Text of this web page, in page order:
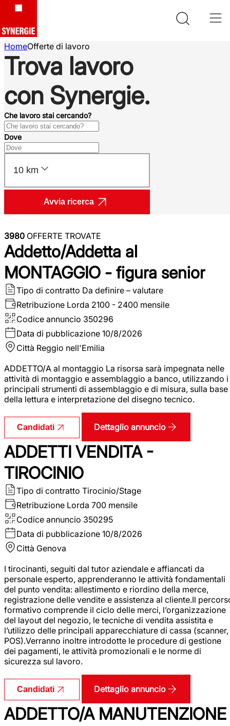
HomeOfferte di lavoro
Trova lavoro
con Synergie.
Che lavoro stai cercando?
Dove
10 km
Avvia ricerca
3980 OFFERTE TROVATE
Addetto/Addetta al
MONTAGGIO - figura senior
Tipo di contratto Da definire – valutare
Retribuzione Lorda 2100 - 2400 mensile
Codice annuncio 350296
Data di pubblicazione 10/8/2026
Città Reggio nell'Emilia
ADDETTO/A al montaggio La risorsa sarà impegnata nelle
attività di montaggio e assemblaggio a banco, utilizzando i
principali strumenti di assemblaggio e di misura, sulla base
della lettura e interpretazione del disegno tecnico.
Candidati Dettaglio annuncio
ADDETTI VENDITA -
TIROCINIO
Tipo di contratto Tirocinio/Stage
Retribuzione Lorda 700 mensile
Codice annuncio 350295
Data di pubblicazione 10/8/2026
Città Genova
I tirocinanti, seguiti dal tutor aziendale e affiancati da
personale esperto, apprenderanno le attività fondamentali
del punto vendita: allestimento e riordino della merce,
registrazione delle vendite e assistenza al cliente.Il
formativo comprende il ciclo delle merci, l’organizzazione
del layout del negozio, le tecniche di vendita assistita e
l’utilizzo delle principali apparecchiature di cassa (scanner,
POS).Verranno inoltre introdotte le procedure di gestione
dei pagamenti, le attività promozionali e le norme di
sicurezza sul lavoro.
Candidati Dettaglio annuncio
ADDETTO/A MANUTENZIONE